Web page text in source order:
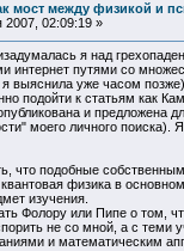
мост между физикой и
2007, 02:09:19 »
я над
интернет путями со
я выяснила уже часом
подойти к статьям как
и предложена
моего личного поиска).
что подобные
физика в
изучения.
Фолору или Пипе о том,
не со мной, а с теми
и математическим